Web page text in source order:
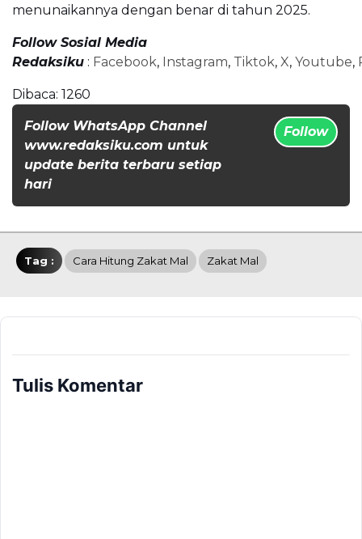
menunaikannya dengan benar di tahun 2025.
Follow Sosial Media
Redaksiku : Facebook, Instagram, Tiktok, X, Youtube,
Dibaca: 1260
Follow WhatsApp Channel
www.redaksiku.com untuk
update berita terbaru setiap
hari
Follow
Tag : Cara Hitung Zakat Mal Zakat Mal
Tulis Komentar